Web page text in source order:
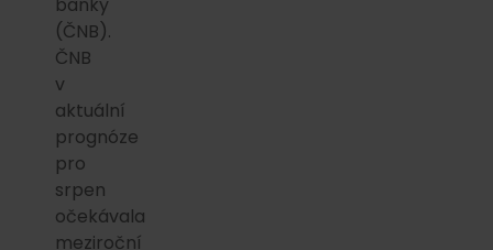
(ČNB).
ČNB
v
aktuální
prognóze
pro
srpen
očekávala
meziroční